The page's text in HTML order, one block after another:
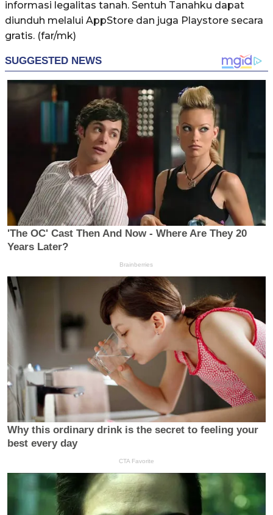
informasi legalitas tanah. Sentuh Tanahku dapat
diunduh melalui AppStore dan juga Playstore secara
gratis. (far/mk)